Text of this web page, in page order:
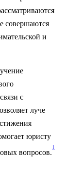
совершаются
и
с
луче
юристу
вопросов.
1